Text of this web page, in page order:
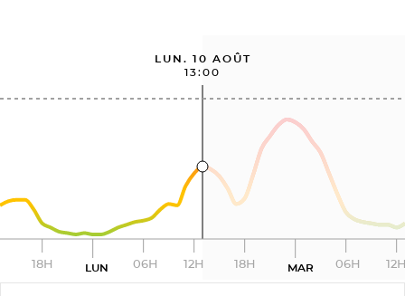
LUN. 10 AOÛT
13:00
18H LUN 06H 12H 18H MAR 06H